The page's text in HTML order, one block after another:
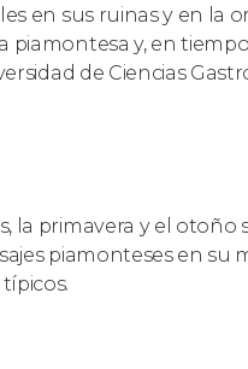
en sus ruinas y en la
y, en
de Ciencias
la primavera y el otoño
piamonteses en su